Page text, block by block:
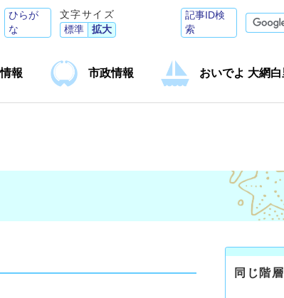
ひらが
な
文字サイズ
標準
拡大
記事ID検
索
報 市政情報 おいでよ 大網白
同じ階